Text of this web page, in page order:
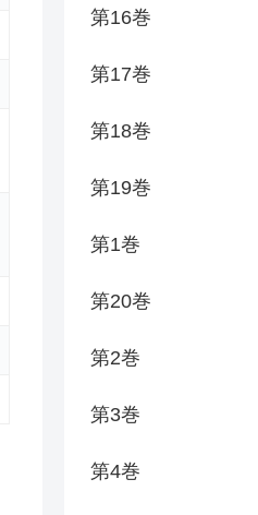
第16巻
第17巻
第18巻
第19巻
第1巻
第20巻
第2巻
第3巻
第4巻